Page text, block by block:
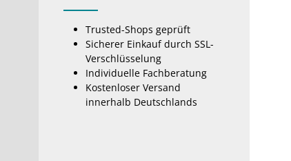
Trusted-Shops geprüft
Sicherer Einkauf durch SSL-
Verschlüsselung
Individuelle Fachberatung
Kostenloser Versand
innerhalb Deutschlands